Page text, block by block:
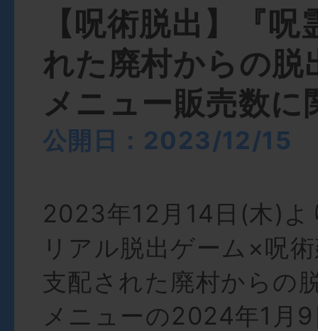
【呪術脱出】『
れた廃村からの脱
メニュー販売数に
公開日：2023/12/15
2023年12月14日(木)よ
リアル脱出ゲーム×呪
支配された廃村からの
メニューの2024年1月